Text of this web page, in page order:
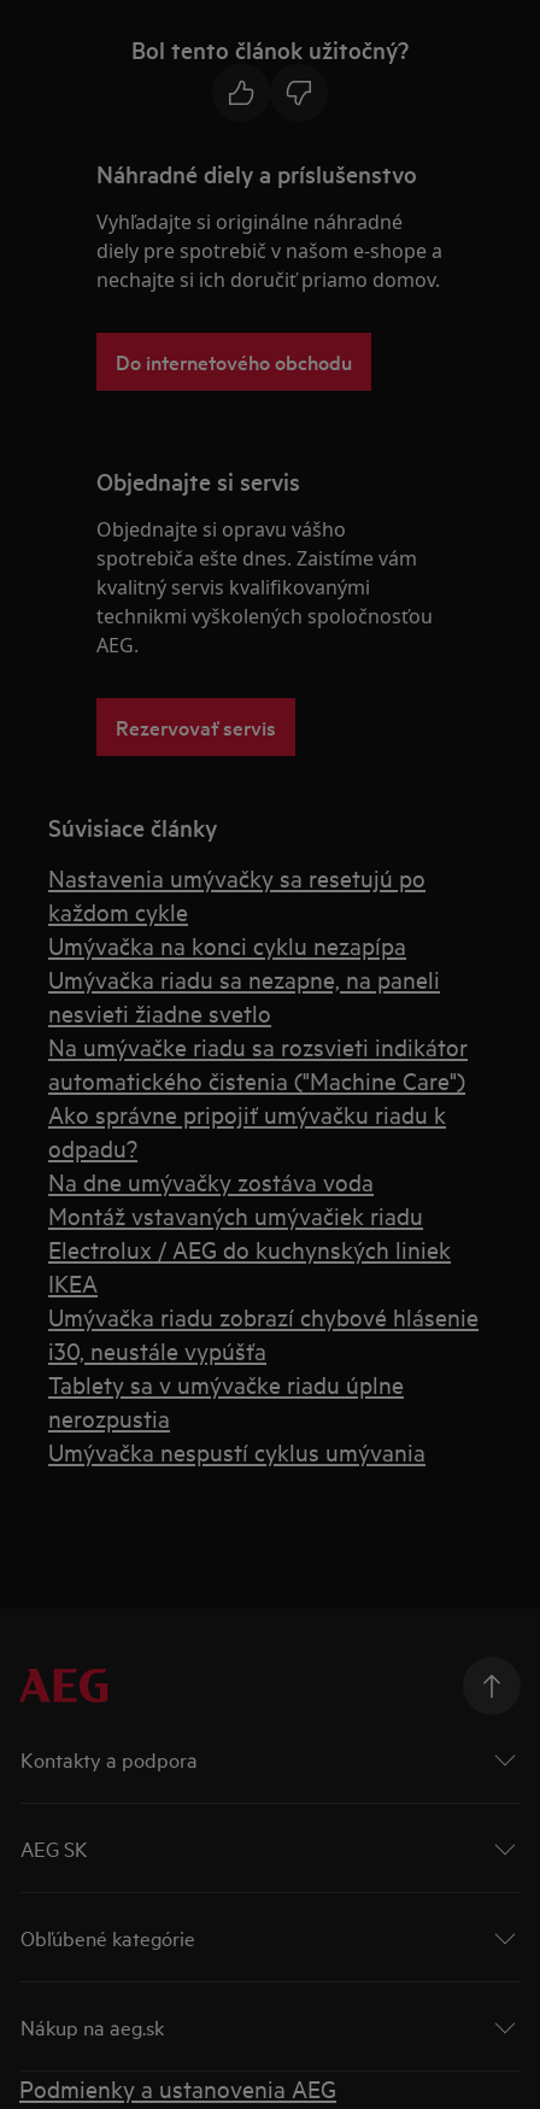
Bol tento článok užitočný?
Náhradné diely a príslušenstvo
Vyhľadajte si originálne náhradné
diely pre spotrebič v našom e-shope a
nechajte si ich doručiť priamo domov.
Do internetového obchodu
Objednajte si servis
Objednajte si opravu vášho
spotrebiča ešte dnes. Zaistíme vám
kvalitný servis kvalifikovanými
technikmi vyškolených spoločnosťou
AEG.
Rezervovať servis
Súvisiace články
Nastavenia umývačky sa resetujú po
každom cykle
Umývačka na konci cyklu nezapípa
Umývačka riadu sa nezapne, na paneli
nesvieti žiadne svetlo
Na umývačke riadu sa rozsvieti indikátor
automatického čistenia ("Machine Care")
Ako správne pripojiť umývačku riadu k
odpadu?
Na dne umývačky zostáva voda
Montáž vstavaných umývačiek riadu
Electrolux / AEG do kuchynských liniek
IKEA
Umývačka riadu zobrazí chybové hlásenie
i30, neustále vypúšťa
Tablety sa v umývačke riadu úplne
nerozpustia
Umývačka nespustí cyklus umývania
Kontakty a podpora
AEG SK
Obľúbené kategórie
Nákup na aeg.sk
Podmienky a ustanovenia AEG